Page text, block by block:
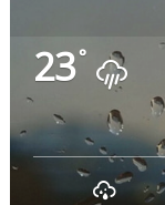
23°